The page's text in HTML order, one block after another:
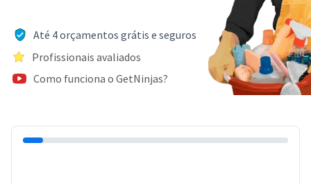
Até 4 orçamentos grátis e seguros
Profissionais avaliados
Como funciona o GetNinjas?